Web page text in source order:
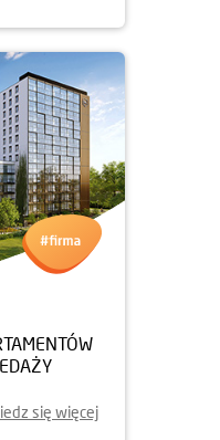
się więcej